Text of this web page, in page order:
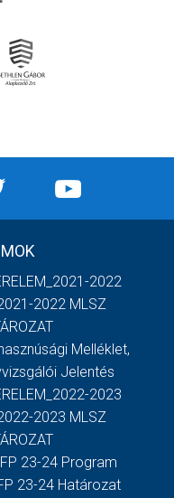
2022
2022 MLSZ
Melléklet,
Jelentés
2023
2023 MLSZ
23-24 Program
23-24 Határozat